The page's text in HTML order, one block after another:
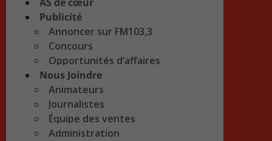
Publicité
Annoncer sur FM103,3
Concours
Opportunités d’affaires
Nous Joindre
Animateurs
Journalistes
Équipe des ventes
Administration